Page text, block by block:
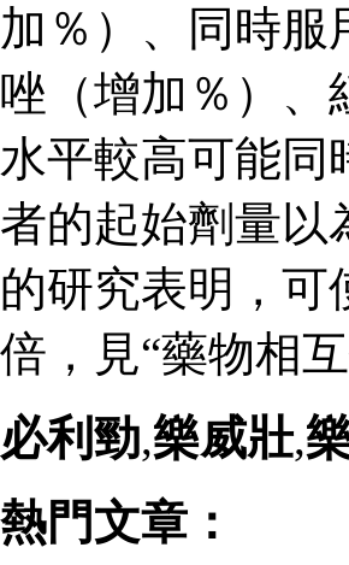
加％）、同時服
唑（增加％）、
水平較高可能同
者的起始劑量以
的研究表明，可
倍，見“藥物相
必利勁,樂威壯,
熱門文章：